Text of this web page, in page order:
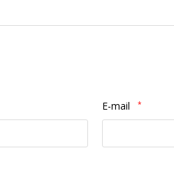
E-mail *